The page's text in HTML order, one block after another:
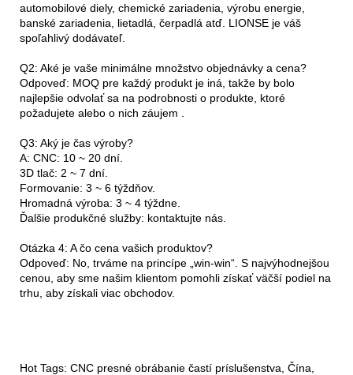
automobilové diely, chemické zariadenia, výrobu energie,
banské zariadenia, lietadlá, čerpadlá atď. LIONSE je váš
spoľahlivý dodávateľ.
Q2: Aké je vaše minimálne množstvo objednávky a cena?
Odpoveď: MOQ pre každý produkt je iná, takže by bolo
najlepšie odvolať sa na podrobnosti o produkte, ktoré
požadujete alebo o nich záujem .
Q3: Aký je čas výroby?
A: CNC: 10 ~ 20 dní.
3D tlač: 2 ~ 7 dní.
Formovanie: 3 ~ 6 týždňov.
Hromadná výroba: 3 ~ 4 týždne.
Ďalšie produkčné služby: kontaktujte nás.
Otázka 4: A čo cena vašich produktov?
Odpoveď: No, trváme na princípe „win-win“. S najvýhodnejšou
cenou, aby sme našim klientom pomohli získať väčší podiel na
trhu, aby získali viac obchodov.
Hot Tags: CNC presné obrábanie častí príslušenstva, Čína,